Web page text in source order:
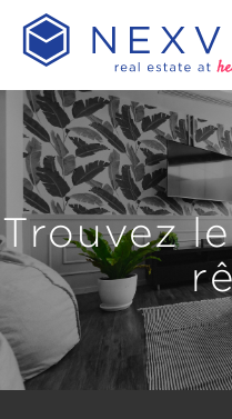
Trouvez